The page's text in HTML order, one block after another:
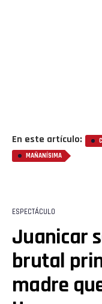
En este artículo:
MAÑANÍSIMA
ESPECTÁCULO
Juanicar
brutal
madre